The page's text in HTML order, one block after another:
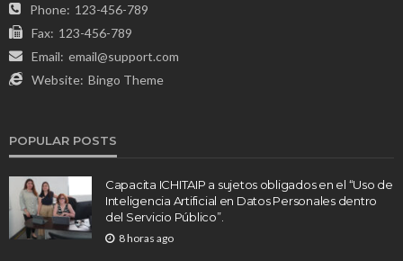
Phone: 123-456-789
Fax: 123-456-789
Email: email@support.com
Website: Bingo Theme
POPULAR POSTS
Capacita ICHITAIP a sujetos obligados en el “Uso de
Inteligencia Artificial en Datos Personales dentro
del Servicio Público”.
8 horas ago